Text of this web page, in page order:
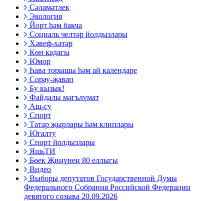
Сәламәтлек
Экология
Йорт һәм бакча
Социаль челтәр йолдызлары
Хәвеф-хәтәр
Көн кадагы
Юмор
Һава торышы һәм ай календаре
Сорау-җавап
Бу кызык!
Файдалы мәгълүмат
Аш-су
Спорт
Татар җырлары һәм клиплары
Югалту
Спорт йолдызлары
ЯшьТИ
Бөек Җиңүнең 80 еллыгы
Видео
Выборы депутатов Государственной Думы
Федерального Собрания Российской Федерации
девятого созыва 20.09.2026